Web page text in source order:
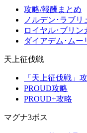
攻略/報酬まとめ
ノルデン･ラブリ
ロイヤル･ブリン
ダイアデム･ムー
天上征伐戦
「天上征伐戦」
PROUD攻略
PROUD+攻略
マグナ3ボス